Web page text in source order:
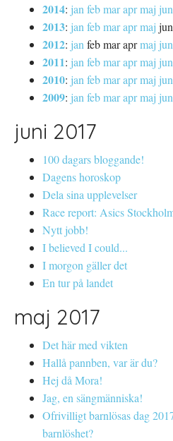
2014: jan febmaraprmaj jun
2013: jan febmaraprmaj jun
2012: jan febmaraprmaj jun
2011: jan febmaraprmaj jun
2010: jan febmaraprmaj jun
2009: jan febmaraprmaj jun
juni 2017
100 dagars bloggande!
Dagens horoskop
Dela sina upplevelser
Race report: Asics
Nytt jobb!
I believed I could...
I morgon gäller det
En tur på landet
maj 2017
Det här med vikten
Hallå pannben, var är du?
Hej då Mora!
Jag, en sängmänniska!
Ofrivilligt barnlösas dag
barnlöshet?